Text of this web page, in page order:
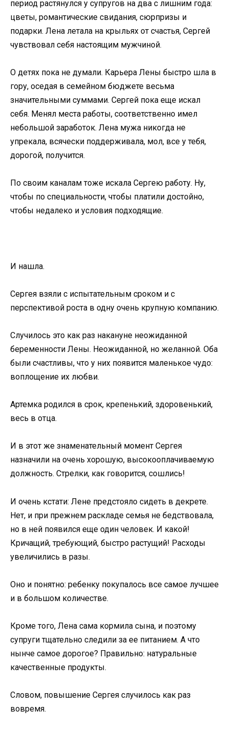
период растянулся у супругов на два с лишним года:
цветы, романтические свидания, сюрпризы и
подарки. Лена летала на крыльях от счастья, Сергей
чувствовал себя настоящим мужчиной.
О детях пока не думали. Карьера Лены быстро шла в
гору, оседая в семейном бюджете весьма
значительными суммами. Сергей пока еще искал
себя. Менял места работы, соответственно имел
небольшой заработок. Лена мужа никогда не
упрекала, всячески поддерживала, мол, все у тебя,
дорогой, получится.
По своим каналам тоже искала Сергею работу. Ну,
чтобы по специальности, чтобы платили достойно,
чтобы недалеко и условия подходящие.
И нашла.
Сергея взяли с испытательным сроком и с
перспективой роста в одну очень крупную компанию.
Случилось это как раз накануне неожиданной
беременности Лены. Неожиданной, но желанной. Оба
были счастливы, что у них появится маленькое чудо:
воплощение их любви.
Артемка родился в срок, крепенький, здоровенький,
весь в отца.
И в этот же знаменательный момент Сергея
назначили на очень хорошую, высокооплачиваемую
должность. Стрелки, как говорится, сошлись!
И очень кстати: Лене предстояло сидеть в декрете.
Нет, и при прежнем раскладе семья не бедствовала,
но в ней появился еще один человек. И какой!
Кричащий, требующий, быстро растущий! Расходы
увеличились в разы.
Оно и понятно: ребенку покупалось все самое лучшее
и в большом количестве.
Кроме того, Лена сама кормила сына, и поэтому
супруги тщательно следили за ее питанием. А что
нынче самое дорогое? Правильно: натуральные
качественные продукты.
Словом, повышение Сергея случилось как раз
вовремя.